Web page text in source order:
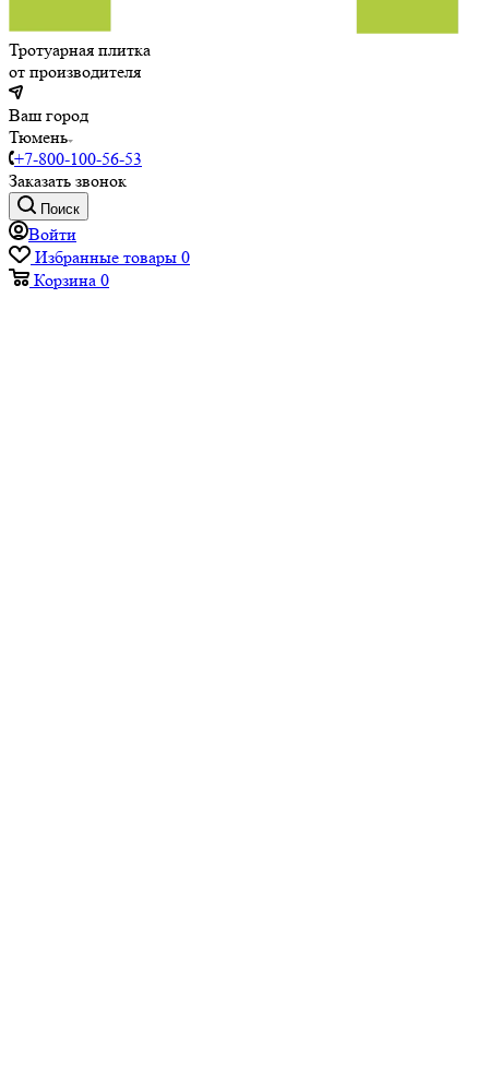
Тротуарная плитка
от производителя
Ваш город
Тюмень
+7-800-100-56-53
Заказать звонок
Поиск
Войти
Избранные товары 0
Корзина 0